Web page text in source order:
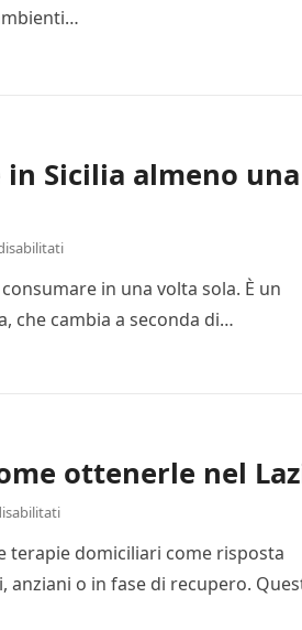
in Sicilia almeno una
in una volta sola. È un
che cambia a seconda di…
ottenerle nel
terapie domiciliari come risposta
anziani o in fase di recupero.